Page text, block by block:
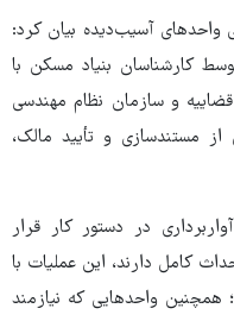
واحدهای آسیب‌دیده بیان کرد:
مسکونی توسط کارشناسان بنیاد مسکن با
و سازمان نظام مهندسی
مستندسازی و تأیید مالک،
در دستور کار قرار
کامل دارند، این عملیات با
همچنین واحدهایی که نیازمند